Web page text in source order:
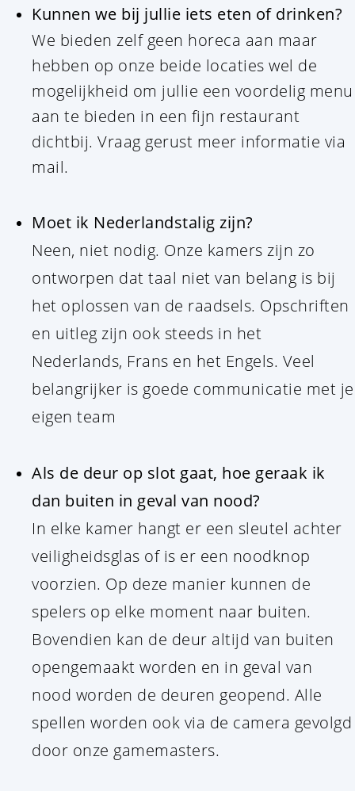
Kunnen we bij jullie iets eten of drinken?
We bieden zelf geen horeca aan maar
hebben op onze beide locaties wel de
mogelijkheid om jullie een voordelig menu
aan te bieden in een fijn restaurant
dichtbij. Vraag gerust meer informatie via
mail.
Moet ik Nederlandstalig zijn?
Neen, niet nodig. Onze kamers zijn zo
ontworpen dat taal niet van belang is bij
het oplossen van de raadsels. Opschriften
en uitleg zijn ook steeds in het
Nederlands, Frans en het Engels. Veel
belangrijker is goede communicatie met je
eigen team
Als de deur op slot gaat, hoe geraak ik
dan buiten in geval van nood?
In elke kamer hangt er een sleutel achter
veiligheidsglas of is er een noodknop
voorzien. Op deze manier kunnen de
spelers op elke moment naar buiten.
Bovendien kan de deur altijd van buiten
opengemaakt worden en in geval van
nood worden de deuren geopend. Alle
spellen worden ook via de camera gevolgd
door onze gamemasters.